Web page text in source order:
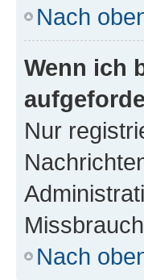
Nach
Wenn ich
Nur
Nach